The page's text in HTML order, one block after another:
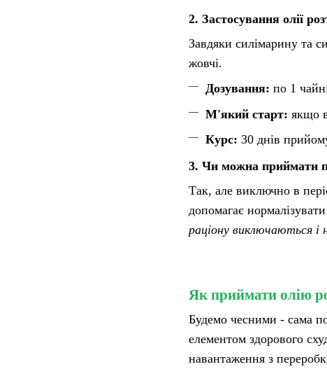
2. Застосування олії
Завдяки силімарину та
жовчі.
Дозування: по 1
М'який старт: якщо
Курс: 30 днів
3. Чи можна приймати
Так, але виключно в
допомагає
раціону виключаються і
Як приймати олію
Будемо чесними - сама
елементом здорового
навантаження з